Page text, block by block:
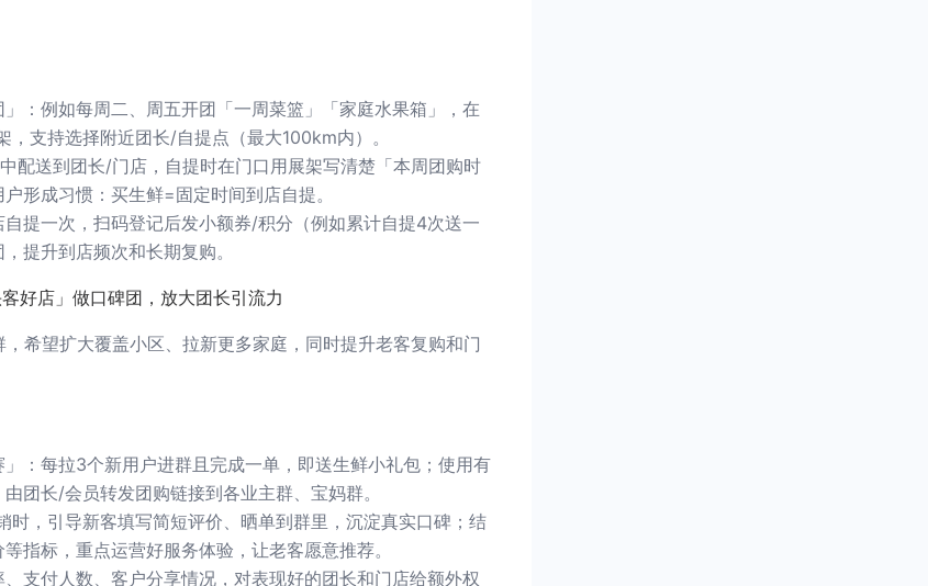
：例如每周二、周五开团「一周菜篮」「家庭水果箱」，在
支持选择附近团长/自提点（最大100km内）。
配送到团长/门店，自提时在门口用展架写清楚「本周团购时
形成习惯：买生鲜=固定时间到店自提。
提一次，扫码登记后发小额券/积分（例如累计自提4次送一
提升到店频次和长期复购。
好店」做口碑团，放大团长引流力
希望扩大覆盖小区、拉新更多家庭，同时提升老客复购和门
：每拉3个新用户进群且完成一单，即送生鲜小礼包；使用有
团长/会员转发团购链接到各业主群、宝妈群。
时，引导新客填写简短评价、晒单到群里，沉淀真实口碑；结
指标，重点运营好服务体验，让老客愿意推荐。
支付人数、客户分享情况，对表现好的团长和门店给额外权